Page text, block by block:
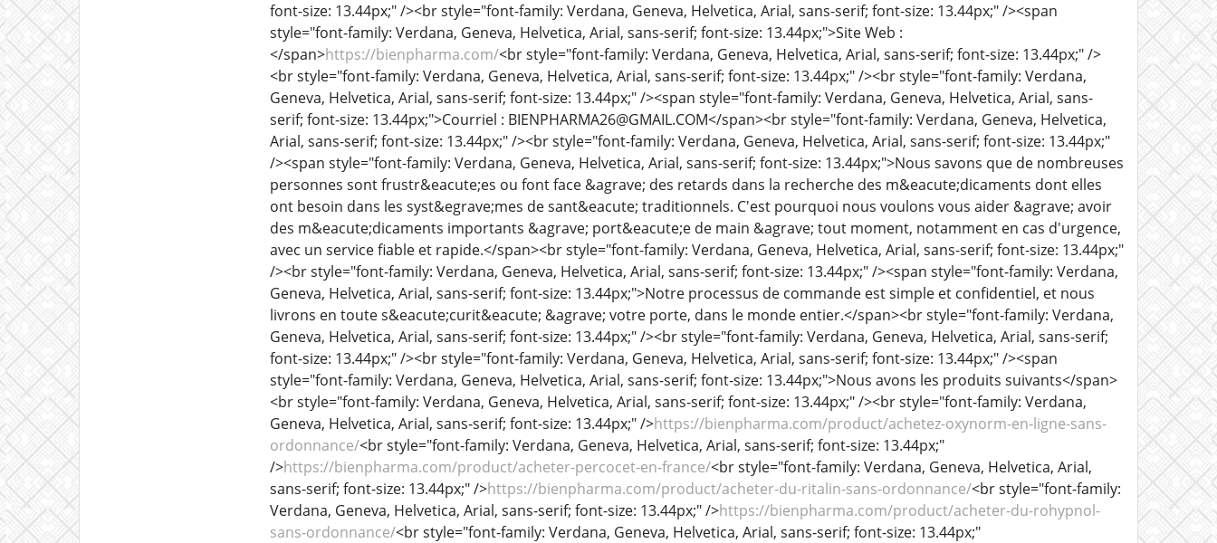
font-size: 13.44px;" /><br style="font-family: Verdana, Geneva, Helvetica, Arial, sans-serif; font-size: 13.44px;" /><span
style="font-family: Verdana, Geneva, Helvetica, Arial, sans-serif; font-size: 13.44px;">Site Web :
</span>https://bienpharma.com/<br style="font-family: Verdana, Geneva, Helvetica, Arial, sans-serif; font-size: 13.44px;" />
<br style="font-family: Verdana, Geneva, Helvetica, Arial, sans-serif; font-size: 13.44px;" /><br style="font-family: Verdana,
Geneva, Helvetica, Arial, sans-serif; font-size: 13.44px;" /><span style="font-family: Verdana, Geneva, Helvetica, Arial, sans-
serif; font-size: 13.44px;">Courriel : BIENPHARMA26@GMAIL.COM</span><br style="font-family: Verdana, Geneva, Helvetica,
Arial, sans-serif; font-size: 13.44px;" /><br style="font-family: Verdana, Geneva, Helvetica, Arial, sans-serif; font-size: 13.44px;"
/><span style="font-family: Verdana, Geneva, Helvetica, Arial, sans-serif; font-size: 13.44px;">Nous savons que de nombreuses
personnes sont frustr&eacute;es ou font face &agrave; des retards dans la recherche des m&eacute;dicaments dont elles
ont besoin dans les syst&egrave;mes de sant&eacute; traditionnels. C'est pourquoi nous voulons vous aider &agrave; avoir
des m&eacute;dicaments importants &agrave; port&eacute;e de main &agrave; tout moment, notamment en cas d'urgence,
avec un service fiable et rapide.</span><br style="font-family: Verdana, Geneva, Helvetica, Arial, sans-serif; font-size: 13.44px;"
/><br style="font-family: Verdana, Geneva, Helvetica, Arial, sans-serif; font-size: 13.44px;" /><span style="font-family: Verdana,
Geneva, Helvetica, Arial, sans-serif; font-size: 13.44px;">Notre processus de commande est simple et confidentiel, et nous
livrons en toute s&eacute;curit&eacute; &agrave; votre porte, dans le monde entier.</span><br style="font-family: Verdana,
Geneva, Helvetica, Arial, sans-serif; font-size: 13.44px;" /><br style="font-family: Verdana, Geneva, Helvetica, Arial, sans-serif;
font-size: 13.44px;" /><br style="font-family: Verdana, Geneva, Helvetica, Arial, sans-serif; font-size: 13.44px;" /><span
style="font-family: Verdana, Geneva, Helvetica, Arial, sans-serif; font-size: 13.44px;">Nous avons les produits suivants</span>
<br style="font-family: Verdana, Geneva, Helvetica, Arial, sans-serif; font-size: 13.44px;" /><br style="font-family: Verdana,
Geneva, Helvetica, Arial, sans-serif; font-size: 13.44px;" />https://bienpharma.com/product/achetez-oxynorm-en-ligne-sans-
ordonnance/<br style="font-family: Verdana, Geneva, Helvetica, Arial, sans-serif; font-size: 13.44px;"
/>https://bienpharma.com/product/acheter-percocet-en-france/<br style="font-family: Verdana, Geneva, Helvetica, Arial,
sans-serif; font-size: 13.44px;" />https://bienpharma.com/product/acheter-du-ritalin-sans-ordonnance/<br style="font-family:
Verdana, Geneva, Helvetica, Arial, sans-serif; font-size: 13.44px;" />https://bienpharma.com/product/acheter-du-rohypnol-
sans-ordonnance/<br style="font-family: Verdana, Geneva, Helvetica, Arial, sans-serif; font-size: 13.44px;"